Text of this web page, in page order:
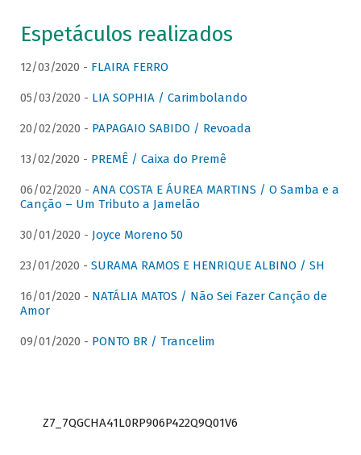
Espetáculos realizados
12/03/2020 - FLAIRA FERRO
05/03/2020 - LIA SOPHIA / Carimbolando
20/02/2020 - PAPAGAIO SABIDO / Revoada
13/02/2020 - PREMÊ / Caixa do Premê
06/02/2020 - ANA COSTA E ÁUREA MARTINS / O Samba e a
Canção – Um Tributo a Jamelão
30/01/2020 - Joyce Moreno 50
23/01/2020 - SURAMA RAMOS E HENRIQUE ALBINO / SH
16/01/2020 - NATÁLIA MATOS / Não Sei Fazer Canção de
Amor
09/01/2020 - PONTO BR / Trancelim
Z7_7QGCHA41L0RP906P422Q9Q01V6